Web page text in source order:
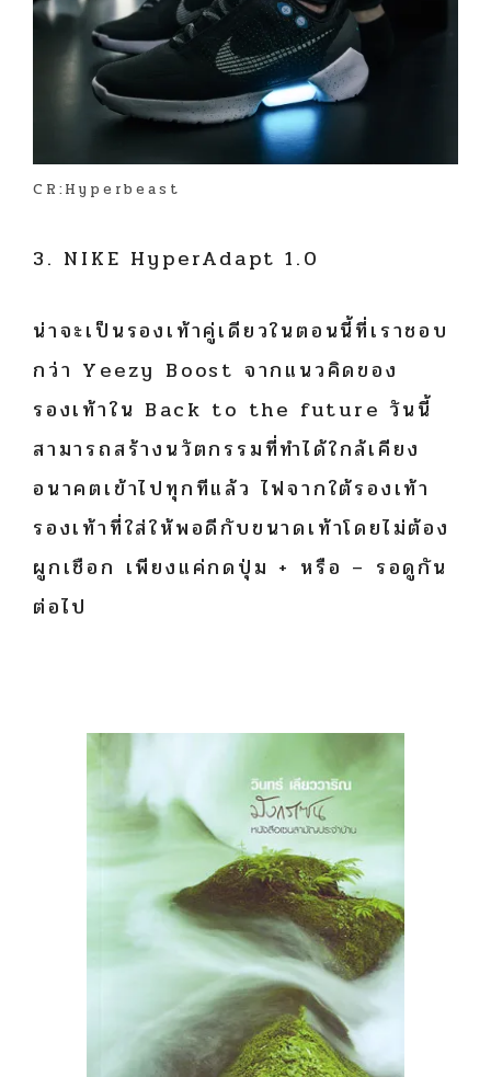
CR:Hyperbeast
3. NIKE HyperAdapt 1.0
น่าจะเป็นรองเท้าคู่เดียวในตอนนี้ที่เราชอบ
กว่า Yeezy Boost จากแนวคิดของ
รองเท้าใน Back to the future วันนี้
สามารถสร้างนวัตกรรมที่ทำได้ใกล้เคียง
อนาคตเข้าไปทุกทีแล้ว ไฟจากใต้รองเท้า
รองเท้าที่ใส่ให้พอดีกับขนาดเท้าโดยไม่ต้อง
ผูกเชือก เพียงแค่กดปุ่ม + หรือ – รอดูกัน
ต่อไป